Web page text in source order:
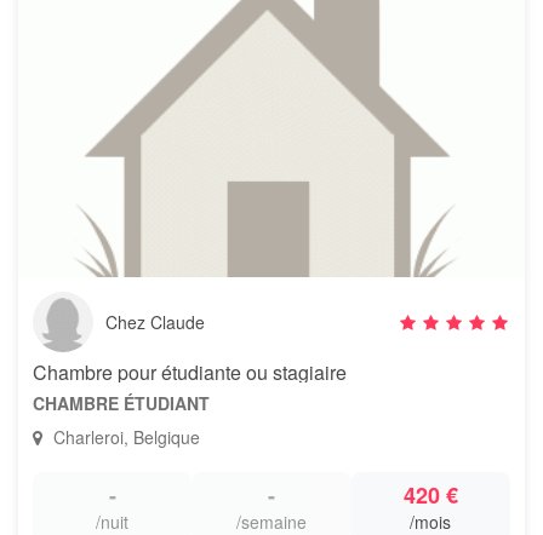
Chez Claude
Chambre pour étudiante ou stagiaire
CHAMBRE ÉTUDIANT
Charleroi, Belgique
-
/nuit
-
/semaine
420 €
/mois